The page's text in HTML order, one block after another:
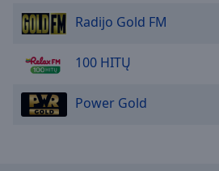
Radijo Gold FM
100 HITŲ
Power Gold